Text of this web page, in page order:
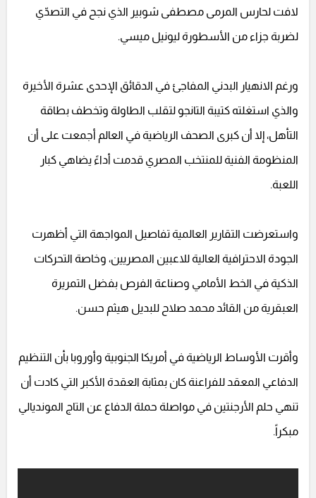
لافت لحارس المرمى مصطفى شوبير الذي نجح في التصدّي
لضربة جزاء من الأسطورة ليونيل ميسي.
ورغم الانهيار البدني المفاجئ في الدقائق الإحدى عشرة الأخيرة
والذي استغلته كتيبة التانجو لتقلب الطاولة وتخطف بطاقة
التأهل، إلا أن كبرى الصحف الرياضية في العالم أجمعت على أن
المنظومة الفنية للمنتخب المصري قدمت أداءً يضاهي كبار
اللعبة.
واستعرضت التقارير العالمية تفاصيل المواجهة التي أظهرت
الجودة الاحترافية العالية للاعبين المصريين، وخاصة التحركات
الذكية في الخط الأمامي وصناعة الفرص بفضل التمريرة
العبقرية من القائد محمد صلاح للبديل هيثم حسن.
وأقرت الأوساط الرياضية في أمريكا الجنوبية وأوروبا بأن التنظيم
الدفاعي المعقد للفراعنة كان بمثابة العقدة الأكبر التي كادت أن
تنهي حلم الأرجنتين في مواصلة حملة الدفاع عن التاج المونديالي
مبكراً.